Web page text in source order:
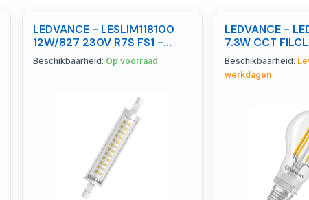
LEDVANCE - LESLIM118100
12W/827 230V R7S FS1 -
4058075432734
Beschikbaarheid: Op voorraad
LEDVANCE -
7.3W CCT
Beschikbaarheid:
werkdagen